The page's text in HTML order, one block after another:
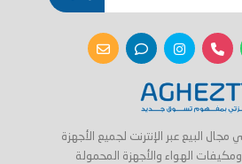
البيع عبر الإنترنت لجميع الأجهزة
ومكيفات الهواء والأجهزة المحمولة